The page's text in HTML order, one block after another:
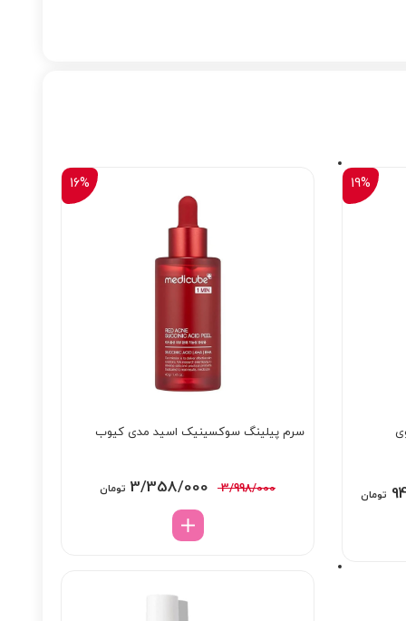
19%
تومانPrice
through
16%
سرم پیلینگ سوکسینیک اسید مدی کیوب
3/998/000
قیمت
اصلی:
3/358/000 تومانقیمت